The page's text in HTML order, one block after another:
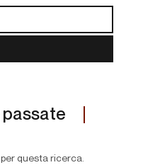
passate
questa ricerca.